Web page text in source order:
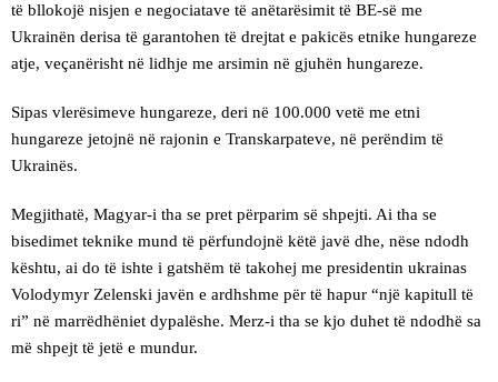
të bllokojë nisjen e negociatave të anëtarësimit të BE-së me
Ukrainën derisa të garantohen të drejtat e pakicës etnike hungareze
atje, veçanërisht në lidhje me arsimin në gjuhën hungareze.
Sipas vlerësimeve hungareze, deri në 100.000 vetë me etni
hungareze jetojnë në rajonin e Transkarpateve, në perëndim të
Ukrainës.
Megjithatë, Magyar-i tha se pret përparim së shpejti. Ai tha se
bisedimet teknike mund të përfundojnë këtë javë dhe, nëse ndodh
kështu, ai do të ishte i gatshëm të takohej me presidentin ukrainas
Volodymyr Zelenski javën e ardhshme për të hapur “një kapitull të
ri” në marrëdhëniet dypalëshe. Merz-i tha se kjo duhet të ndodhë sa
më shpejt të jetë e mundur.